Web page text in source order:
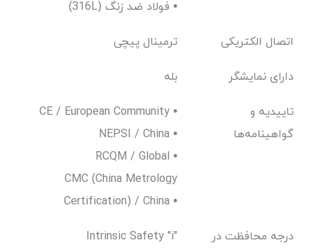
(316L) فولاد ضد زنگ •
اتصال الکتریکی ترمینال پیچی
دارای نمایشگر بله
تاییدیه و
گواهینامه‌ها
CE / European Community •
NEPSI / China •
RCQM / Global •
CMC (China Metrology
Certification) / China •
درجه محافظت در
Intrinsic Safety "i"